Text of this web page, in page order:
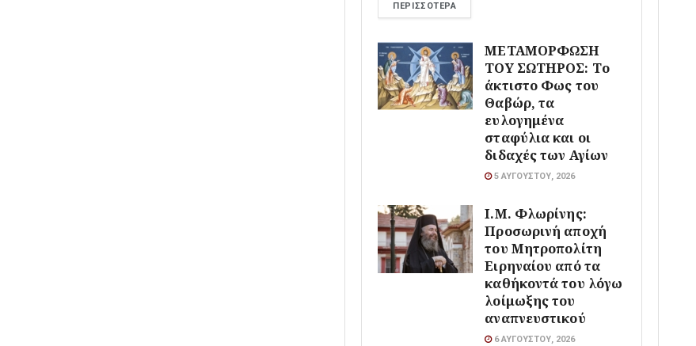
ΠΕΡΙΣΣΌΤΕΡΑ
ΜΕΤΑΜΟΡΦΩΣΗ
ΤΟΥ ΣΩΤΗΡΟΣ: Το
άκτιστο Φως του
Θαβώρ, τα
ευλογημένα
σταφύλια και οι
διδαχές των Αγίων
5 ΑΥΓΟΎΣΤΟΥ, 2026
Ι.Μ. Φλωρίνης:
Προσωρινή αποχή
του Μητροπολίτη
Ειρηναίου από τα
καθήκοντά του λόγω
λοίμωξης του
αναπνευστικού
6 ΑΥΓΟΎΣΤΟΥ, 2026